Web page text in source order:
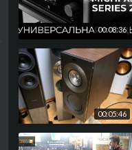
00:08:36
00:05:46